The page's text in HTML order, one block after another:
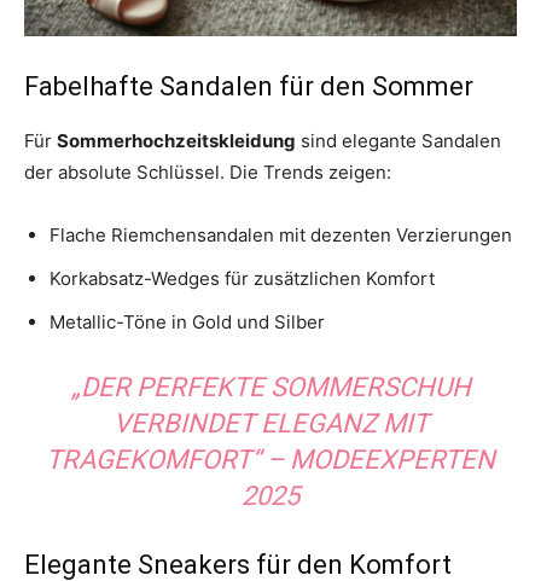
Fabelhafte Sandalen für den Sommer
Für Sommerhochzeitskleidung sind elegante Sandalen
der absolute Schlüssel. Die Trends zeigen:
Flache Riemchensandalen mit dezenten Verzierungen
Korkabsatz-Wedges für zusätzlichen Komfort
Metallic-Töne in Gold und Silber
„DER PERFEKTE SOMMERSCHUH
VERBINDET ELEGANZ MIT
TRAGEKOMFORT“ – MODEEXPERTEN
2025
Elegante Sneakers für den Komfort